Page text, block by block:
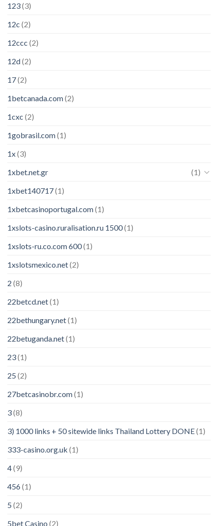
123(3)
12c (2)
12ccc (2)
12d(2)
17(2)
1betcanada.com(2)
1cxc (2)
1gobrasil.com(1)
1x(3)
1xbet.net.gr
(1)
1xbet140717(1)
1xbetcasinoportugal.com(1)
1xslots-casino.ruralisation.ru 1500(1)
1xslots-ru.co.com 600(1)
1xslotsmexico.net(2)
2 (8)
22betcd.net(1)
22bethungary.net(1)
22betuganda.net(1)
23(1)
25 (2)
27betcasinobr.com(1)
3(8)
3) 1000 links + 50 sitewide links Thailand Lottery DONE(1)
333-casino.org.uk (1)
4(9)
456(1)
5 (2)
5bet Casino (2)